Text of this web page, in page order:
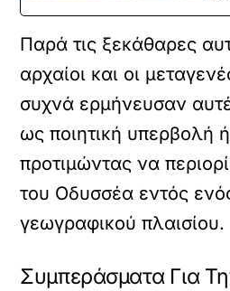
Παρά τις ξεκάθαρες
αρχαίοι και οι
συχνά ερμήνευσαν
ως ποιητική υπερβολή
προτιμώντας να
του Οδυσσέα εντός
γεωγραφικού πλαισίου.
Συμπεράσματα Για